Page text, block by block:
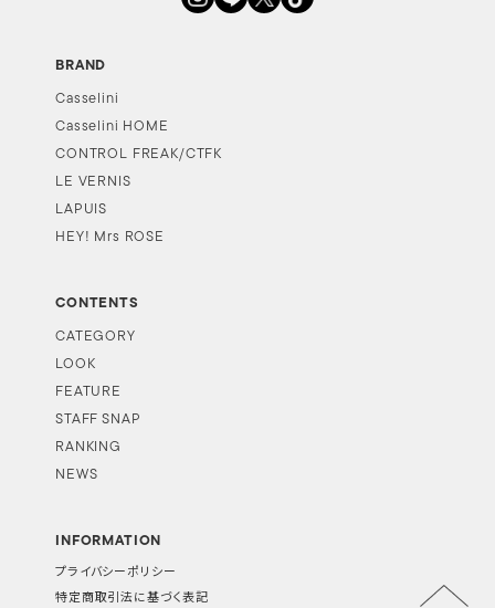
BRAND
Casselini
Casselini HOME
CONTROL FREAK/CTFK
LE VERNIS
LAPUIS
HEY! Mrs ROSE
CONTENTS
CATEGORY
LOOK
FEATURE
STAFF SNAP
RANKING
NEWS
INFORMATION
プライバシーポリシー
特定商取引法に基づく表記